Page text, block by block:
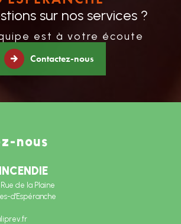
sur nos services ?
est à votre écoute
Contactez-nous
nous
de la Plaine
d'Espéranche